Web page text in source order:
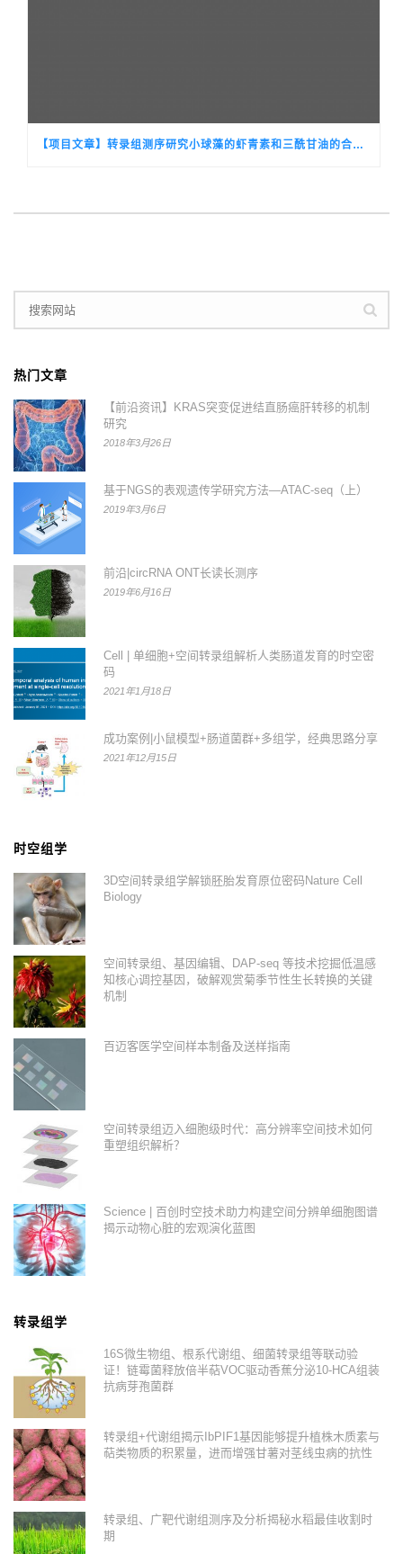
【项目文章】转录组测序研究小球藻的虾青素和三酰甘油的合成通路中的基因表达
热门文章
【前沿资讯】KRAS突变促进结直肠癌肝转移的机制
研究
2018年3月26日
基于NGS的表观遗传学研究方法—ATAC-seq（上）
2019年3月6日
前沿|circRNA ONT长读长测序
2019年6月16日
Cell | 单细胞+空间转录组解析人类肠道发育的时空密
码
2021年1月18日
成功案例|小鼠模型+肠道菌群+多组学，经典思路分享
2021年12月15日
时空组学
3D空间转录组学解锁胚胎发育原位密码Nature Cell
Biology
空间转录组、基因编辑、DAP-seq 等技术挖掘低温感
知核心调控基因，破解观赏菊季节性生长转换的关键
机制
百迈客医学空间样本制备及送样指南
空间转录组迈入细胞级时代：高分辨率空间技术如何
重塑组织解析？
Science | 百创时空技术助力构建空间分辨单细胞图谱
揭示动物心脏的宏观演化蓝图
转录组学
16S微生物组、根系代谢组、细菌转录组等联动验
证！链霉菌释放倍半萜VOC驱动香蕉分泌10-HCA组装
抗病芽孢菌群
转录组+代谢组揭示IbPIF1基因能够提升植株木质素与
萜类物质的积累量，进而增强甘薯对茎线虫病的抗性
转录组、广靶代谢组测序及分析揭秘水稻最佳收割时
期